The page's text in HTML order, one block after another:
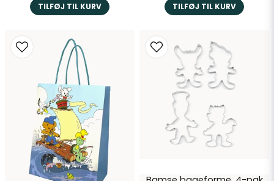
TILFØJ TIL KURV TILFØJ TIL KURV